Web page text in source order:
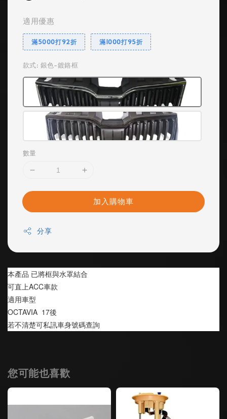
適用優惠
滿5000打92折 滿1000打95折
款式: 銀色-鍍鉻框
數量
加入購物車
分享
本產品 已將框與水罩結合
可直上ACC車款
適用車型
OCTAVIA  17後
若不清楚可私訊車身號碼查詢
您可能也喜歡